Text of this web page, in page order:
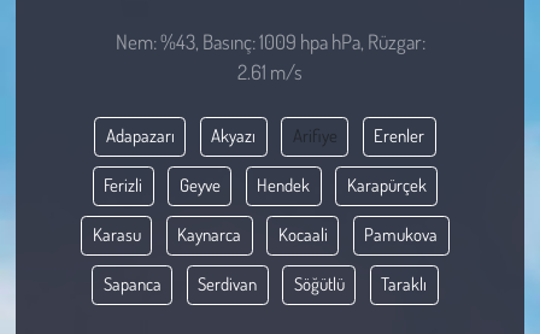
Nem: %43, Basınç: 1009 hpa hPa, Rüzgar:
2.61 m/s
Adapazarı Akyazı Arifiye Erenler
Ferizli Geyve Hendek Karapürçek
Karasu Kaynarca Kocaali Pamukova
Sapanca Serdivan Söğütlü Taraklı
Hayvan Hakları
Çevre
Galeri